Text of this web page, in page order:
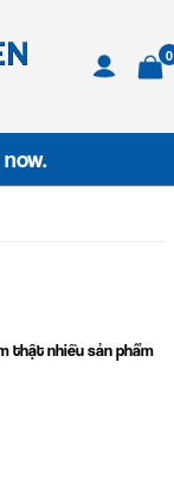
0
thật nhiều sản phẩm